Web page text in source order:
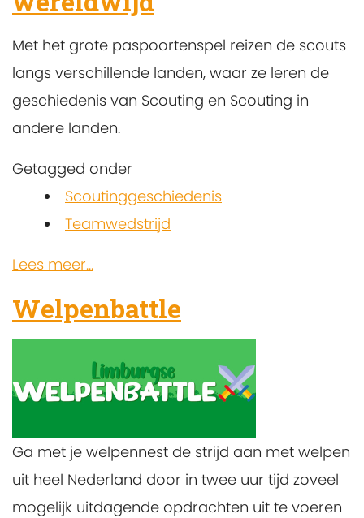
Met het grote paspoortenspel reizen de scouts
langs verschillende landen, waar ze leren de
geschiedenis van Scouting en Scouting in
andere landen.
Getagged onder
Scoutinggeschiedenis
Teamwedstrijd
Lees meer...
Welpenbattle
Ga met je welpennest de strijd aan met welpen
uit heel Nederland door in twee uur tijd zoveel
mogelijk uitdagende opdrachten uit te voeren